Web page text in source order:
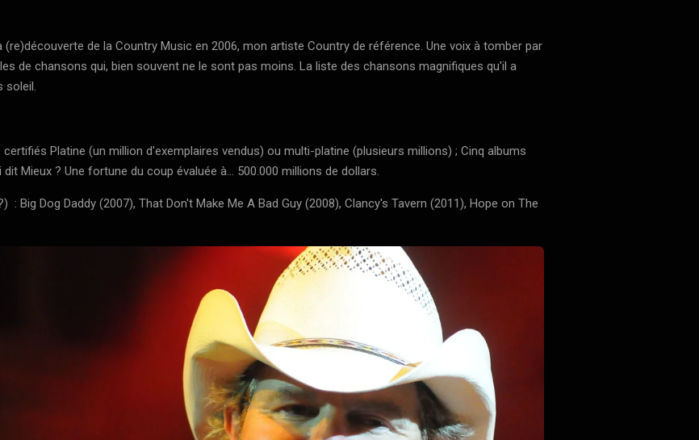
de la Country Music en 2006, mon artiste Country de référence. Une voix à tomber par
de chansons qui, bien souvent ne le sont pas moins. La liste des chansons magnifiques qu'il a
soleil.
Platine (un million d'exemplaires vendus) ou multi-platine (plusieurs millions) ; Cinq albums
Mieux ? Une fortune du coup évaluée à... 500.000 millions de dollars.
Big Dog Daddy (2007), That Don't Make Me A Bad Guy (2008), Clancy's Tavern (2011), Hope on The